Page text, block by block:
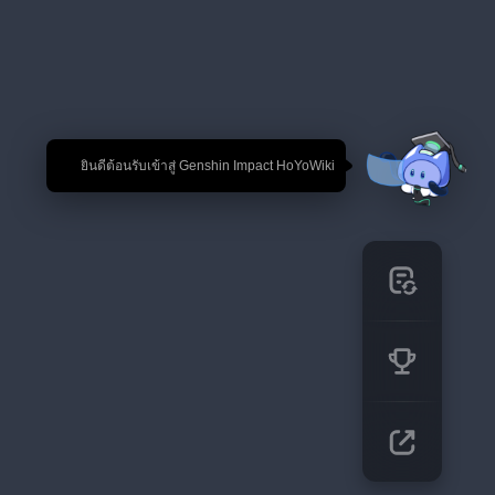
🎉 ยินดีต้อนรับเข้าสู่ Genshin Impact HoYoWiki